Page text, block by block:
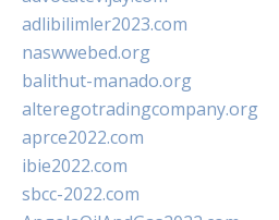
adlibilimler2023.com
naswwebed.org
balithut-manado.org
alteregotradingcompany.org
aprce2022.com
ibie2022.com
sbcc-2022.com